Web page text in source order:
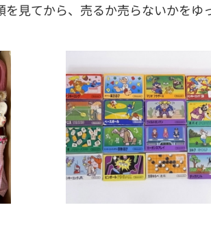
見てから、売るか売らないかをゆ